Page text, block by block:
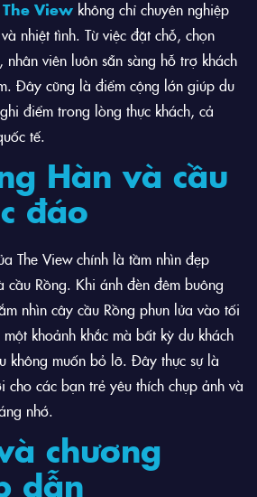
The View không chỉ chuyên nghiệp
nhiệt tình. Từ việc đặt chỗ, chọn
nhân viên luôn sẵn sàng hỗ trợ khách
Đây cũng là điểm cộng lớn giúp du
điểm trong lòng thực khách, cả
tế.
Hàn và cầu
đáo
The View chính là tầm nhìn đẹp
cầu Rồng. Khi ánh đèn đêm buông
nhìn cây cầu Rồng phun lửa vào tối
khoảnh khắc mà bất kỳ du khách
không muốn bỏ lỡ. Đây thực sự là
cho các bạn trẻ yêu thích chụp ảnh và
nhớ.
chương
dẫn